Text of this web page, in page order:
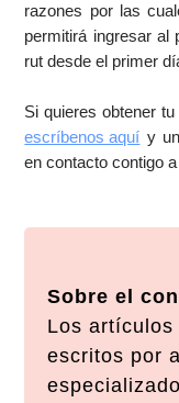
razones por las
permitirá ingresar al
rut desde el primer
Si quieres obtener
escríbenos aquí y
en contacto contigo
Sobre el
Los artículos
escritos por